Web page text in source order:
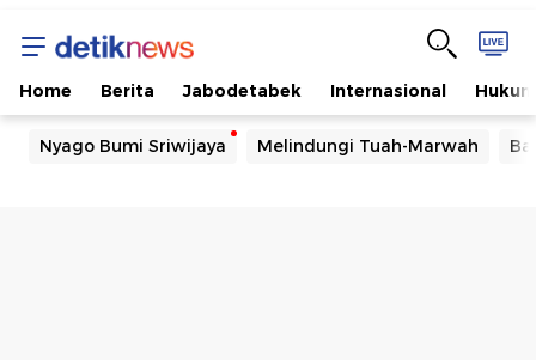
Home Berita Jabodetabek Internasional Hukum
Nyago Bumi Sriwijaya Melindungi Tuah-Marwah